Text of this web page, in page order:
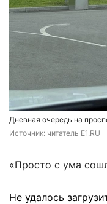
Дневная очередь на
Источник: читатель E1.RU
«Просто с ума
Не удалось